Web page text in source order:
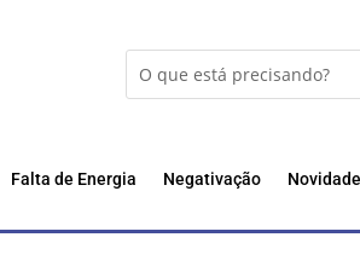
Falta de Energia Negativação